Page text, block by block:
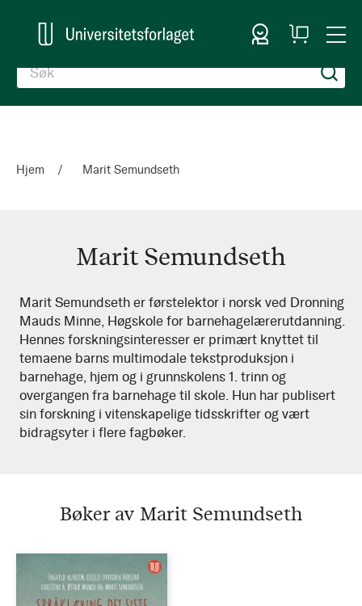
Logg inn
Handlekurv
Hjem Marit Semundseth
Marit Semundseth
Marit
Semundseth
Marit Semundseth er førstelektor i norsk ved Dronning
Mauds Minne, Høgskole for barnehagelærerutdanning.
Hennes forskningsinteresser er primært knyttet til
temaene barns multimodale tekstproduksjon i
barnehage, hjem og i grunnskolens 1. trinn og
overgangen fra barnehage til skole. Hun har publisert
sin forskning i vitenskapelige tidsskrifter og vært
bidragsyter i flere fagbøker.
Bøker av Marit Semundseth